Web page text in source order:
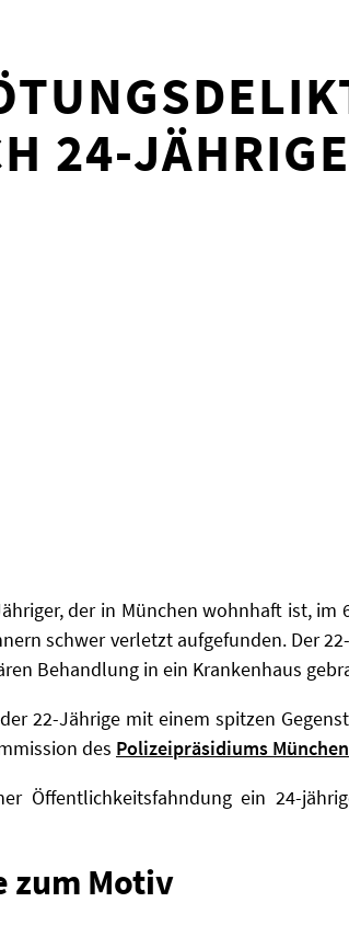
24-
der in München wohnhaft ist, im
schwer verletzt aufgefunden. Der
Behandlung in ein Krankenhaus
22-Jährige mit einem spitzen
des Polizeipräsidiums München
Öffentlichkeitsfahndung ein 24-
zum Motiv